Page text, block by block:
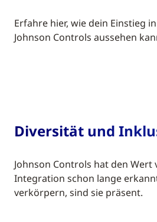
Erfahre hier, wie dein Einstieg
Johnson Controls aussehen
Diversität und
Johnson Controls hat den Wert
Integration schon lange
verkörpern, sind sie präsent.